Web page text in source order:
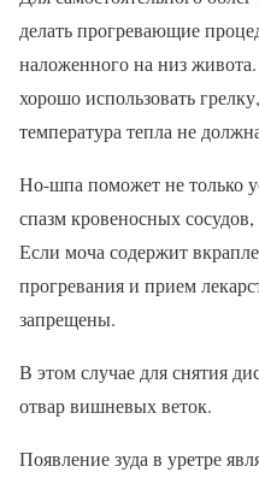
делать прогревающие
наложенного на низ живота.
хорошо использовать
температура тепла не
Но-шпа поможет не только
спазм кровеносных
Если моча содержит
прогревания и прием
запрещены.
В этом случае для снятия
отвар вишневых веток.
Появление зуда в уретре